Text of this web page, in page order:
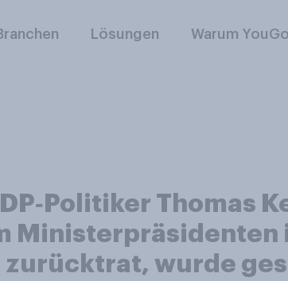
Lösungen Warum
Thomas
Ministerpräsidenten
zurücktrat, wurde